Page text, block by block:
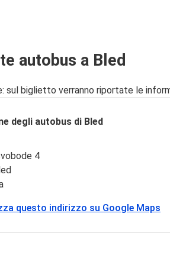
autobus a Bled
sul biglietto verranno riportate le
degli autobus di Bled
4
questo indirizzo su Google Maps